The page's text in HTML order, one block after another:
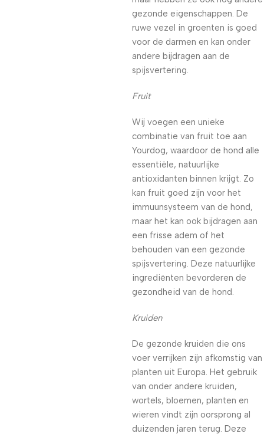
gezonde eigenschappen. De
ruwe vezel in groenten is goed
voor de darmen en kan onder
andere bijdragen aan de
spijsvertering.
Fruit
Wij voegen een unieke
combinatie van fruit toe aan
Yourdog, waardoor de hond alle
essentiële, natuurlijke
antioxidanten binnen krijgt. Zo
kan fruit goed zijn voor het
immuunsysteem van de hond,
maar het kan ook bijdragen aan
een frisse adem of het
behouden van een gezonde
spijsvertering. Deze natuurlijke
ingrediënten bevorderen de
gezondheid van de hond.
Kruiden
De gezonde kruiden die ons
voer verrijken zijn afkomstig van
planten uit Europa. Het gebruik
van onder andere kruiden,
wortels, bloemen, planten en
wieren vindt zijn oorsprong al
duizenden jaren terug. Deze